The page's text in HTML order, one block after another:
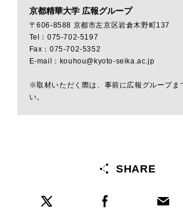
京都精華大学 広報グループ
〒606-8588 京都市左京区岩倉木野町137
Tel：075-702-5197
Fax：075-702-5352
E-mail：kouhou@kyoto-seika.ac.jp
※取材いただく際は、事前に広報グループま
い。
SHARE